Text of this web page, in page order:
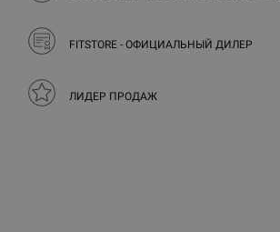
FITSTORE - ОФИЦИАЛЬНЫЙ ДИЛЕР
ЛИДЕР ПРОДАЖ